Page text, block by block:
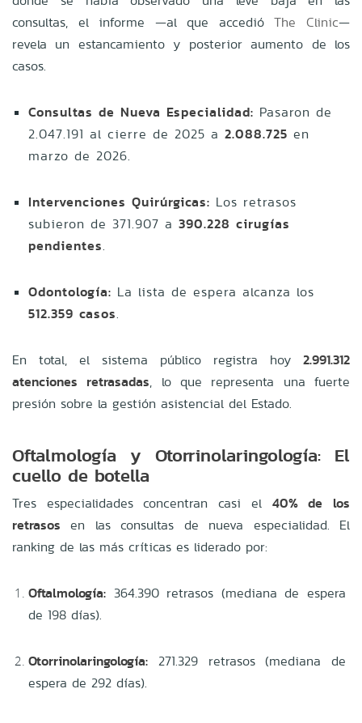
consultas, el informe —al que accedióThe Clinic—
revela un estancamiento y posterior aumento de los
casos.
Consultas de Nueva Especialidad: Pasaron de
2.047.191 al cierre de 2025 a 2.088.725 en
marzo de 2026.
Intervenciones Quirúrgicas: Los retrasos
subieron de 371.907 a 390.228 cirugías
pendientes.
Odontología: La lista de espera alcanza los
512.359 casos.
En total, el sistema público registra hoy 2.991.312
atenciones retrasadas, lo que representa una fuerte
presión sobre la gestión asistencial del Estado.
Oftalmología y Otorrinolaringología: El
cuello de botella
Tres especialidades concentran casi el 40% de los
retrasos en las consultas de nueva especialidad. El
ranking de las más críticas es liderado por:
Oftalmología: 364.390 retrasos (mediana de espera
de 198 días).
Otorrinolaringología: 271.329 retrasos (mediana de
espera de 292 días).